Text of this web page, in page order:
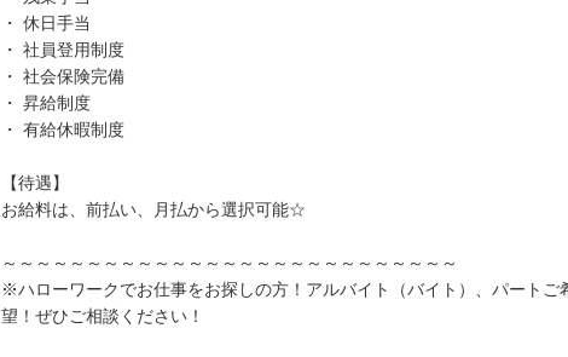
・ 休日手当
・ 社員登用制度
・ 社会保険完備
・ 昇給制度
・ 有給休暇制度
【待遇】
お給料は、前払い、月払から選択可能☆
～～～～～～～～～～～～～～～～～～～～～～～～～～～
※ハローワークでお仕事をお探しの方！アルバイト（バイト）、パートご
望！ぜひご相談ください！